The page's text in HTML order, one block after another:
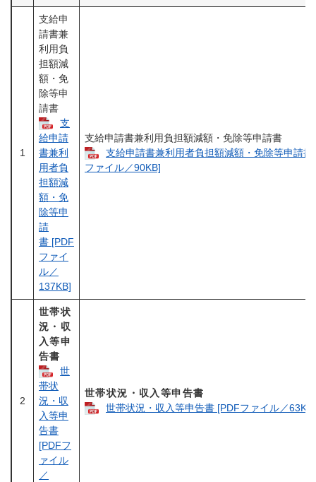
1
支給申
請書兼
利用負
担額減
額・免
除等申
請書
支
給申請
書兼利
用者負
担額減
額・免
除等申
請
書 [PDF
ファイ
ル／
137KB]
支給申請書兼利用負担額減額・免除等申請書
支給申請書兼利用者負担額減額・免除等申請書
ファイル／90KB]
2
世帯状
況・収
入等申
告書
世
帯状
況・収
入等申
告書
[PDFフ
ァイル
／
世帯状況・収入等申告書
世帯状況・収入等申告書 [PDFファイル／63KB]